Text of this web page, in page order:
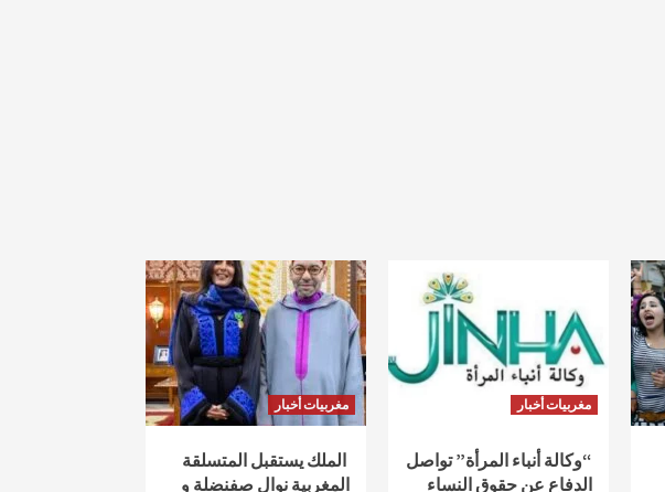
مغربيات أخبار
“وكالة أنباء المرأة” تواصل
الدفاع عن حقوق النساء
مغربيات أخبار
الملك يستقبل المتسلقة
المغربية نوال صفنضلة و